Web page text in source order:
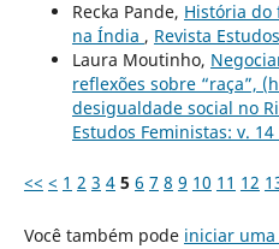
Recka Pande, História do
na Índia , Revista
Laura Moutinho,
reflexões sobre “raça”,
desigualdade social no
Estudos Feministas: v.
<< < 1 2 3 4 5 6 7 8 9 10 11 12
Você também pode iniciar